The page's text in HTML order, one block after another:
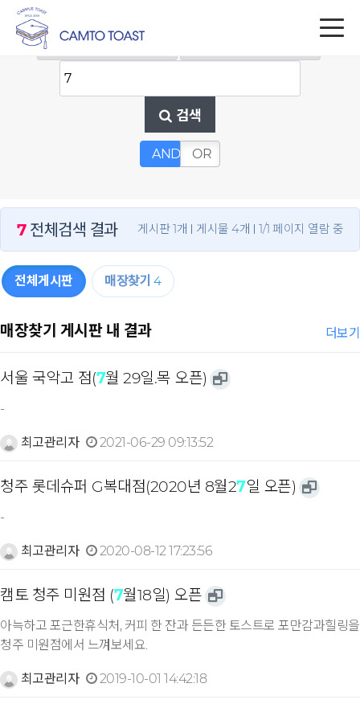
검색
AND OR
7전체검색 결과 게시판 1개 게시물 4개 1/1 페이지 열람 중
전체게시판 매장찾기 4
매장찾기 게시판 내 결과 더보기
서울 국악고 점(7월 29일.목 오픈)
-
최고관리자 2021-06-29 09:13:52
청주 롯데슈퍼 G복대점(2020년 8월27일 오픈)
-
최고관리자 2020-08-12 17:23:56
캠토 청주 미원점 (7월18일) 오픈
아늑하고 포근한휴식처, 커피 한 잔과 든든한 토스트로 포만감과힐링을
청주 미원점에서 느껴보세요.
최고관리자 2019-10-01 14:42:18